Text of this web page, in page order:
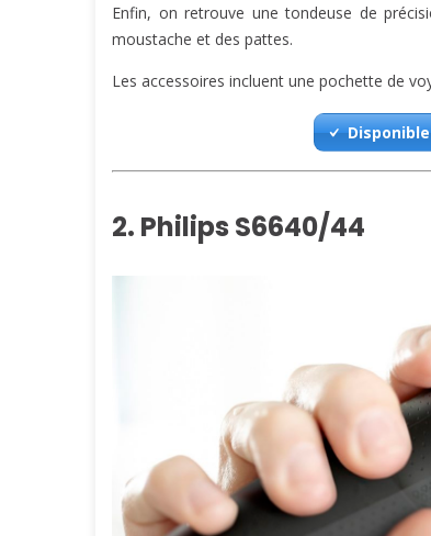
Enfin, on retrouve une tondeuse de
moustache et des pattes.
Les accessoires incluent une pochette de
2. Philips S6640/44